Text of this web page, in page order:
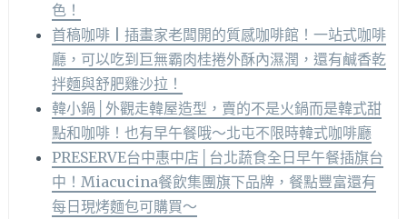
色！
首稿咖啡 | 插畫家老闆開的質感咖啡館！一站式咖啡
廳，可以吃到巨無霸肉桂捲外酥內濕潤，還有鹹香乾
拌麵與舒肥雞沙拉！
韓小鍋│外觀走韓屋造型，賣的不是火鍋而是韓式甜
點和咖啡！也有早午餐哦～北屯不限時韓式咖啡廳
PRESERVE台中惠中店│台北蔬食全日早午餐插旗台
中！Miacucina餐飲集團旗下品牌，餐點豐富還有
每日現烤麵包可購買～